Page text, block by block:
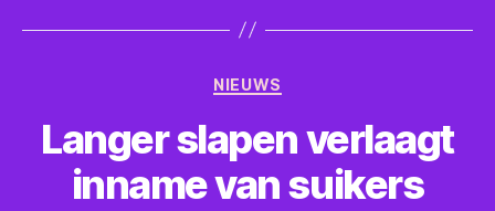
Categorieën
NIEUWS
Langer slapen verlaagt
inname van suikers